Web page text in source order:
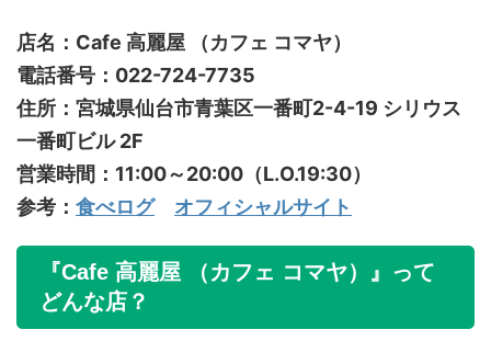
店名：Cafe 高麗屋 （カフェ コマヤ）
電話番号：022-724-7735
住所：宮城県仙台市青葉区一番町2-4-19 シリウス
一番町ビル 2F
営業時間：11:00～20:00（L.O.19:30）
参考： 食べログ オフィシャルサイト
『Cafe 高麗屋 （カフェ コマヤ）』って
どんな店？